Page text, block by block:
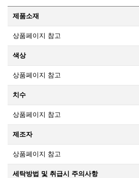
제품소재
상품페이지 참고
색상
상품페이지 참고
치수
상품페이지 참고
제조자
상품페이지 참고
세탁방법 및 취급시 주의사항